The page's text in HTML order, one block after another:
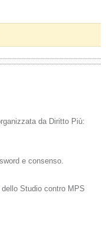
da Diritto Più:
e consenso.
Studio contro MPS